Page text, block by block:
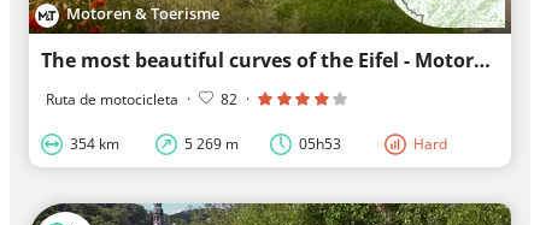
Motoren & Toerisme
The most beautiful curves of the Eifel - Motorcycles & Tourism
Ruta de motocicleta · 82 ·
354 km 5 269 m 05h53 Hard